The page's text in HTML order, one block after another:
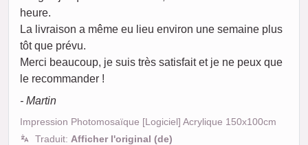
heure.
La livraison a même eu lieu environ une semaine plus
tôt que prévu.
Merci beaucoup, je suis très satisfait et je ne peux que
le recommander !
- Martin
Impression Photomosaïque [Logiciel] Acrylique 150x100cm
Traduit: Afficher l'original (de)